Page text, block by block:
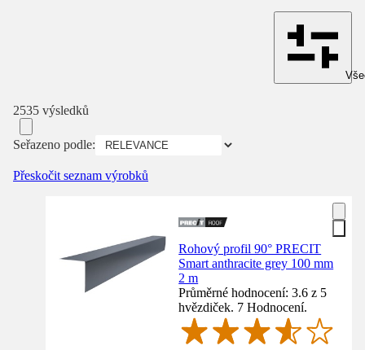
2535 výsledků
Seřazeno podle:
Přeskočit seznam výrobků
Rohový profil 90° PRECIT
Smart anthracite grey 100 mm
2 m
Průměrné hodnocení: 3.6 z 5
hvězdiček. 7 Hodnocení.